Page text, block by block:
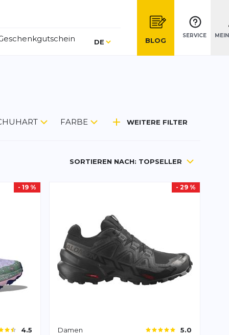
Sprache
DE BLOG
SERVICE
FARBE WEITERE FILTER
SORTIEREN NACH: TOPSELLER
- 19 %
4.5
- 29 %
Damen 5.0